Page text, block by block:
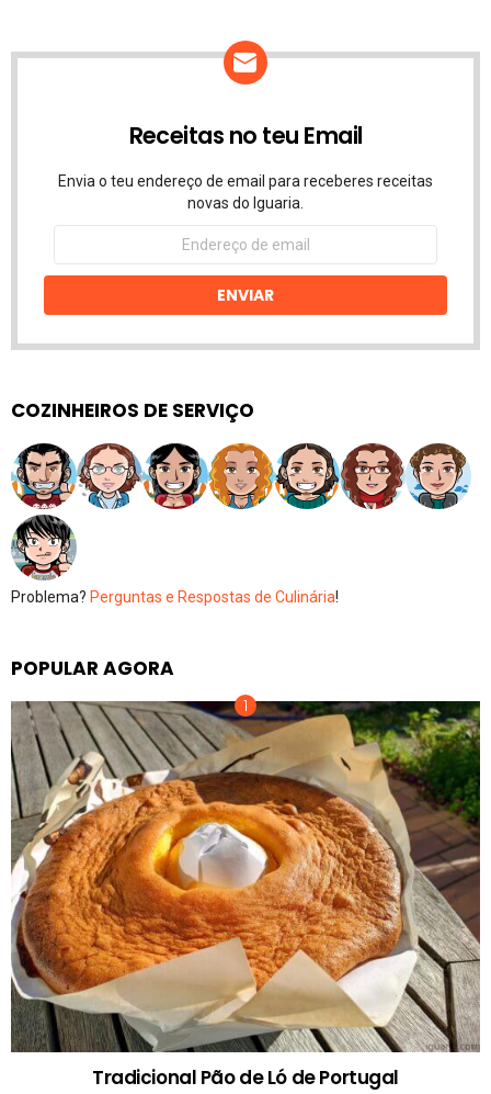
Receitas no teu Email
Envia o teu endereço de email para receberes receitas
novas do Iguaria.
Endereço
email
ENVIAR
COZINHEIROS DE SERVIÇO
Problema? Perguntas e Respostas de Culinária!
POPULAR AGORA
Tradicional Pão de Ló de Portugal